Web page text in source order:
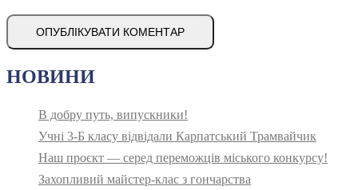
НОВИНИ
В добру путь, випускники!
Учні 3-Б класу відвідали Карпатський Трамвайчик
Наш проєкт — серед переможців міського конкурсу!
Захопливий майстер-клас з гончарства